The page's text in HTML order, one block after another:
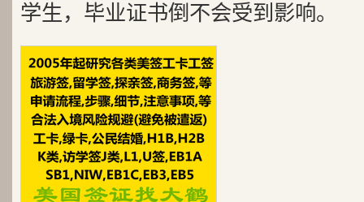
学生，毕业证书倒不会受到影响。